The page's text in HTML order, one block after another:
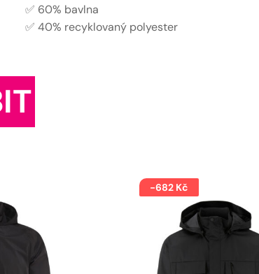
✅ 60% bavlna
✅ 40% recyklovaný polyester
-682 Kč